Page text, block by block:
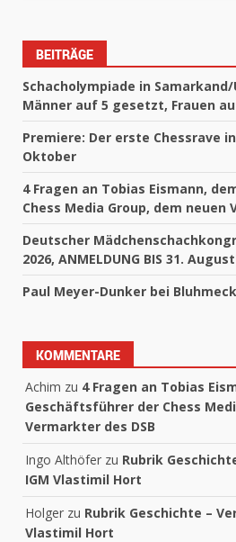
BEITRÄGE
Schacholympiade in
Männer auf 5 gesetzt, Frauen
Premiere: Der erste Chessrave
Oktober
4 Fragen an Tobias Eismann,
Chess Media Group, dem neuen
Deutscher
2026, ANMELDUNG BIS 31.
Paul Meyer-Dunker bei
KOMMENTARE
Achim zu 4 Fragen an Tobias
Geschäftsführer der Chess
Vermarkter des DSB
Ingo Althöfer zu Rubrik
IGM Vlastimil Hort
Holger zu Rubrik Geschichte –
Vlastimil Hort